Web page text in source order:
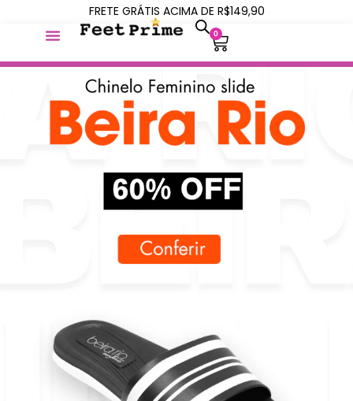
FRETE GRÁTIS ACIMA DE R$149,90
0